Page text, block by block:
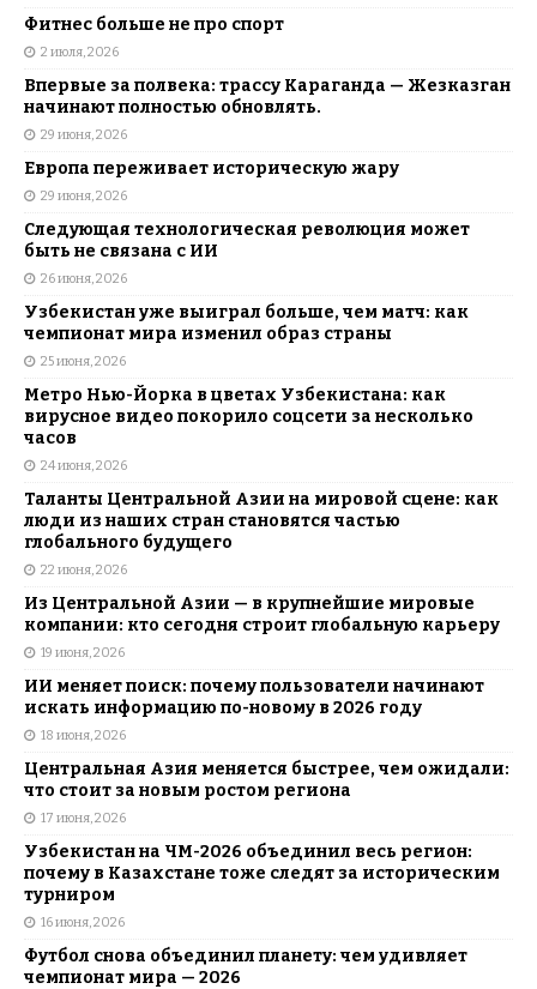
Фитнес больше не про спорт
2 июля, 2026
Впервые за полвека: трассу Караганда — Жезказган
начинают полностью обновлять.
29 июня, 2026
Европа переживает историческую жару
29 июня, 2026
Следующая технологическая революция может
быть не связана с ИИ
26 июня, 2026
Узбекистан уже выиграл больше, чем матч: как
чемпионат мира изменил образ страны
25 июня, 2026
Метро Нью-Йорка в цветах Узбекистана: как
вирусное видео покорило соцсети за несколько
часов
24 июня, 2026
Таланты Центральной Азии на мировой сцене: как
люди из наших стран становятся частью
глобального будущего
22 июня, 2026
Из Центральной Азии — в крупнейшие мировые
компании: кто сегодня строит глобальную карьеру
19 июня, 2026
ИИ меняет поиск: почему пользователи начинают
искать информацию по-новому в 2026 году
18 июня, 2026
Центральная Азия меняется быстрее, чем ожидали:
что стоит за новым ростом региона
17 июня, 2026
Узбекистан на ЧМ-2026 объединил весь регион:
почему в Казахстане тоже следят за историческим
турниром
16 июня, 2026
Футбол снова объединил планету: чем удивляет
чемпионат мира — 2026